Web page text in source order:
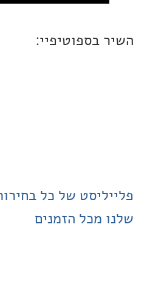
בספוטיפיי:
של כל בחירות “שיר
מכל הזמנים